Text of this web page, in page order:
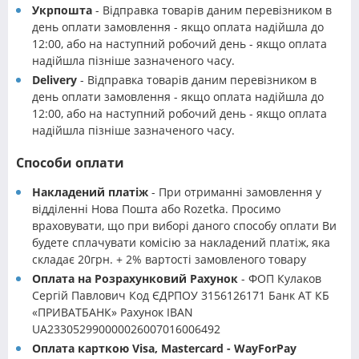
Укрпошта - Відправка товарів даним перевізником в
день оплати замовлення - якщо оплата надійшла до
12:00, або на наступний робочий день - якщо оплата
надійшла пізніше зазначеного часу.
Delivery - Відправка товарів даним перевізником в
день оплати замовлення - якщо оплата надійшла до
12:00, або на наступний робочий день - якщо оплата
надійшла пізніше зазначеного часу.
Способи оплати
Накладений платіж - При отриманні замовлення у
відділенні Нова Пошта або Rozetka. Просимо
враховувати, що при виборі даного способу оплати Ви
будете сплачувати комісію за накладений платіж, яка
складає 20грн. + 2% вартості замовленого товару
Оплата на Розрахунковий Рахунок - ФОП Кулаков
Сергій Павлович Код ЄДРПОУ 3156126171 Банк АТ КБ
«ПРИВАТБАНК» Рахунок IBAN
UA233052990000026007016006492
Оплата карткою Visa, Mastercard - WayForPay